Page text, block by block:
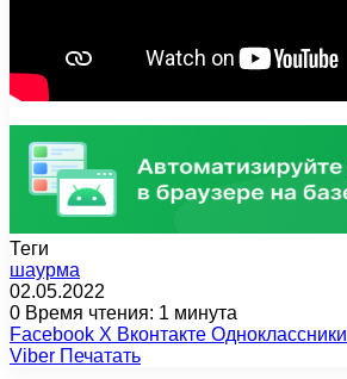
Теги
шаурма
02.05.2022
0 Время чтения: 1 минута
Facebook X Вконтакте Одноклассники
Viber Печатать